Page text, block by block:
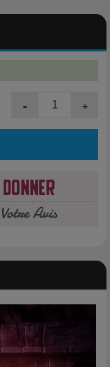
- +
Donner
Votre Avis